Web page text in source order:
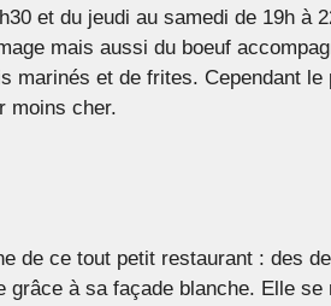
et du jeudi au samedi de 19h
mais aussi du boeuf
marinés et de frites. Cependant
moins cher.
de ce tout petit restaurant : des
à sa façade blanche. Elle